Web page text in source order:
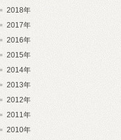
2018年
2017年
2016年
2015年
2014年
2013年
2012年
2011年
2010年